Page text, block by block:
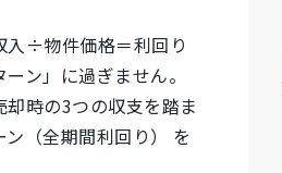
入÷物件価格＝利回り
ン」に過ぎません。
時の3つの収支を踏ま
（全期間利回り） を